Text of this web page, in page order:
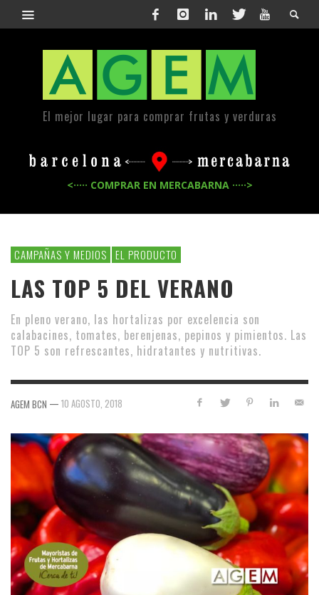
El mejor lugar para comprar frutas y verduras
<····· COMPRAR EN MERCABARNA ·····>
CAMPAÑAS Y MEDIOS EL PRODUCTO
LAS TOP 5 DEL VERANO
En pleno verano, las hortalizas por excelencia son
calabacines, tomates, berenjenas, pepinos y pimientos. Las
TOP 5 son refrescantes, hidratantes y nutritivas.
AGEM BCN — 10 AGOSTO, 2018